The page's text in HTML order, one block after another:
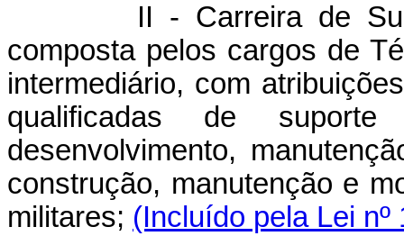
II - Carreira de
composta pelos cargos de
intermediário, com
qualificadas de
desenvolvimento,
construção, manutenção e
militares; (Incluído pela Lei nº